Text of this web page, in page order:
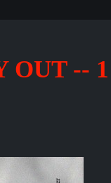
OUT --